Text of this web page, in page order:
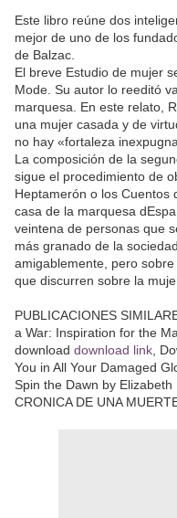
Este libro reúne dos
mejor de uno de los
de Balzac.
El breve Estudio de mujer
Mode. Su autor lo reeditó
marquesa. En este relato,
una mujer casada y de
no hay «fortaleza
La composición de la
sigue el procedimiento de
Heptamerón o los Cuentos
casa de la marquesa
veintena de personas que
más granado de la
amigablemente, pero
que discurren sobre la
PUBLICACIONES
a War: Inspiration for the
download download link ,
You in All Your Damaged
Spin the Dawn by
CRONICA DE UNA